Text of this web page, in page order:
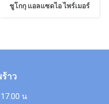
ชูโกกุ แอลแซดไอ ไพร์เมอร์
าว
น